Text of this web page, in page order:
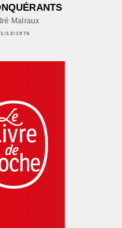
Malraux
12/1976